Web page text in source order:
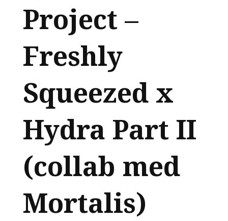
Project –
Freshly
Squeezed x
Hydra Part II
(collab med
Mortalis)